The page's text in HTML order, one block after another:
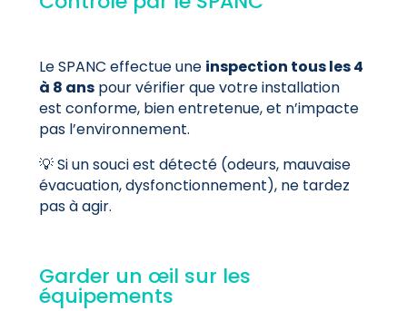
Le SPANC effectue une inspection tous les 4
à 8 anspour vérifier que votre installation
est conforme, bien entretenue, et n’impacte
pas l’environnement.
💡 Si un souci est détecté (odeurs, mauvaise
évacuation, dysfonctionnement), ne tardez
pas à agir.
Garder un œil sur les
équipements